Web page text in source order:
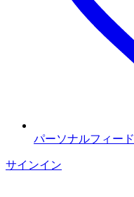
パーソナルフィード
サインイン